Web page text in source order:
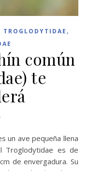
TROGLODYTIDAE ,
común
te
Troglodytidae es de
de envergadura. Su